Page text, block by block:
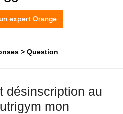
expert Orange
Question
désinscription au
mon